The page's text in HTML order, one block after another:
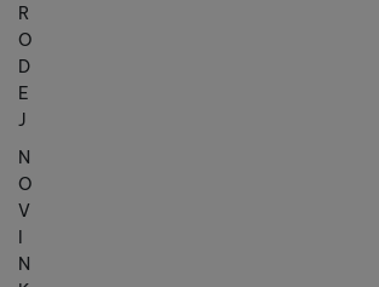
R
O
D
E
J
N
O
V
I
N